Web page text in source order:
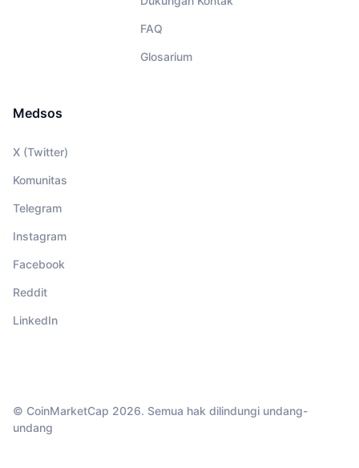
FAQ
Glosarium
Medsos
X (Twitter)
Komunitas
Telegram
Instagram
Facebook
Reddit
LinkedIn
© CoinMarketCap 2026. Semua hak dilindungi undang-
undang